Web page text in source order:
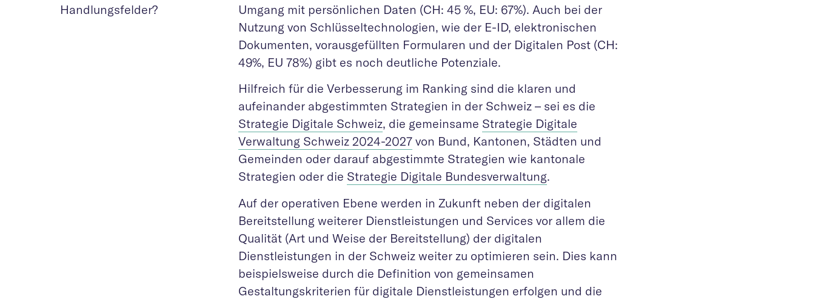
Handlungsfelder?
Umgang mit persönlichen Daten (CH: 45 %, EU: 67%). Auch bei der
Nutzung von Schlüsseltechnologien, wie der E-ID, elektronischen
Dokumenten, vorausgefüllten Formularen und der Digitalen Post (CH:
49%, EU 78%) gibt es noch deutliche Potenziale.
Hilfreich für die Verbesserung im Ranking sind die klaren und
aufeinander abgestimmten Strategien in der Schweiz – sei es die
Strategie Digitale Schweiz, die gemeinsame Strategie Digitale
Verwaltung Schweiz 2024-2027 von Bund, Kantonen, Städten und
Gemeinden oder darauf abgestimmte Strategien wie kantonale
Strategien oder die Strategie Digitale Bundesverwaltung.
Auf der operativen Ebene werden in Zukunft neben der digitalen
Bereitstellung weiterer Dienstleistungen und Services vor allem die
Qualität (Art und Weise der Bereitstellung) der digitalen
Dienstleistungen in der Schweiz weiter zu optimieren sein. Dies kann
beispielsweise durch die Definition von gemeinsamen
Gestaltungskriterien für digitale Dienstleistungen erfolgen und die